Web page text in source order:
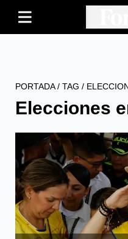
PORTADA/ TAG /
Elecciones